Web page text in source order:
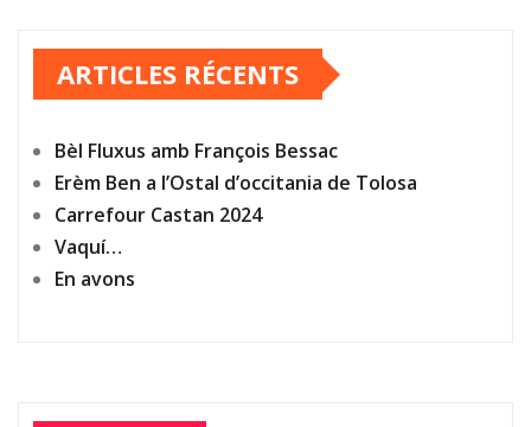
ARTICLES RÉCENTS
Bèl Fluxus amb François Bessac
Erèm Ben a l’Ostal d’occitania de Tolosa
Carrefour Castan 2024
Vaquí…
En avons